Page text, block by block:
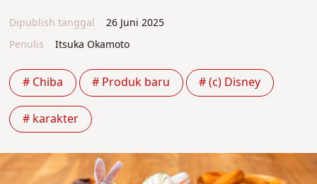
Dipublish tanggal
26 Juni 2025
Penulis
Itsuka Okamoto
# Chiba # Produk baru # (c) Disney
# karakter